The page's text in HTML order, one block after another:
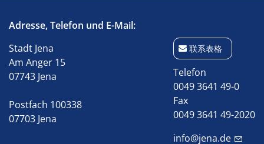
Adresse, Telefon und E-Mail:
Stadt Jena
Am Anger 15
07743 Jena
Postfach 100338
07703 Jena
联系表格
Telefon
0049 3641 49-0
Fax
0049 3641 49-2020
info@jena.de